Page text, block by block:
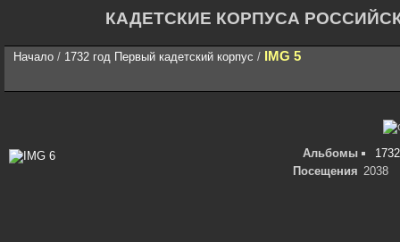
КАДЕТСКИЕ КОРПУСА
Начало / 1732 год Первый кадетский корпус / IMG 5
Альбомы
Посещения 2038